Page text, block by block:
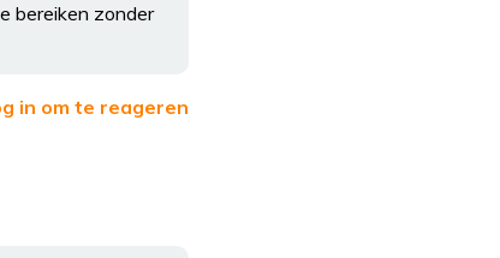
bereiken zonder
in om te reageren